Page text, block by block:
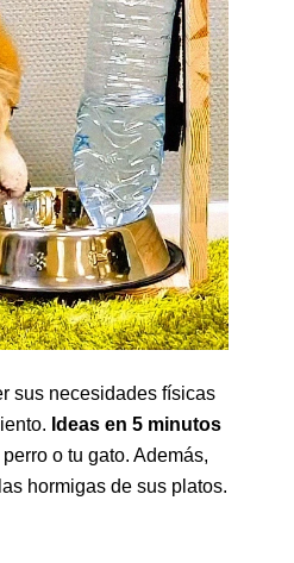
sus necesidades físicas
Ideas en 5 minutos
o tu gato. Además,
hormigas de sus platos.